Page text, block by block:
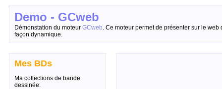
Demo - GCweb
Démonstation du moteur GCweb. Ce moteur permet de présenter sur le
façon dynamique.
Mes BDs
Ma collections de bande
dessinée.